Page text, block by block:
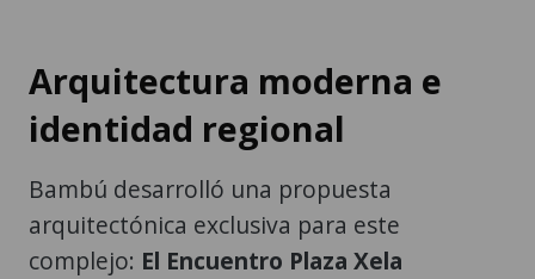
Arquitectura moderna e
identidad regional
Bambú desarrolló una propuesta
arquitectónica exclusiva para este
complejo: El Encuentro Plaza Xela